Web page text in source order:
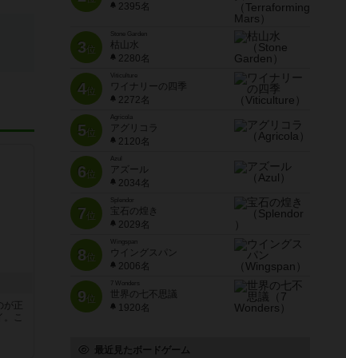
正
こ
2395名
3位
Stone Garden
枯山水
2280名
4位
Viticulture
ワイナリーの四季
2272名
5位
Agricola
アグリコラ
2120名
6位
Azul
アズール
2034名
7位
宝石の煌き
2029名
8位
Wingspan
ウイングスパン
2006名
9位
7 Wonders
世界の七不思議
1920名
最近見たボードゲーム